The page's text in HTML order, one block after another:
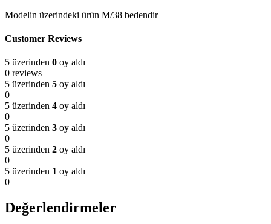
Modelin üzerindeki ürün M/38 bedendir
Customer Reviews
5 üzerinden 0 oy aldı
0 reviews
5 üzerinden 5 oy aldı
0
5 üzerinden 4 oy aldı
0
5 üzerinden 3 oy aldı
0
5 üzerinden 2 oy aldı
0
5 üzerinden 1 oy aldı
0
Değerlendirmeler